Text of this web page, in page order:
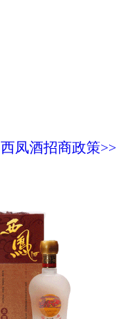
西凤酒招商政策>>